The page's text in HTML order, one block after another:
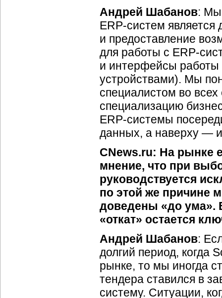
Андрей Шабанов: Мы
ERP-систем является
и предоставление
для работы с ERP-
и интерфейсы работы
устройствами). Мы
специалистом во
специализацию
ERP-системы
данных, а наверху —
CNews.ru: На рынке
мнение, что при
руководствуется
по этой же причине
доведены «до ума».
«откат» остается
Андрей Шабанов:
долгий период, когда
рынке, то мы иногда
тендера ставился в
систему. Ситуации,